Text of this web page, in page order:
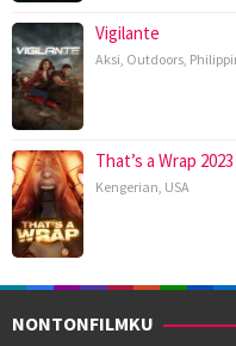
Vigilante
Aksi, Outdoors,
That’s a Wrap
Kengerian, USA
NONTONFILMKU